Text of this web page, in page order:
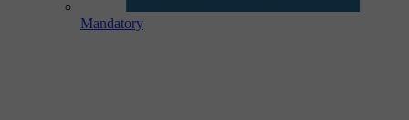
Mandatory